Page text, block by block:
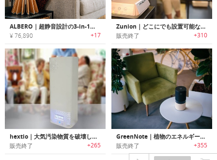
ALBERO｜超静音設計の3-in-1スマートナノ空気清浄機「アルベロ」
¥ 76,890 +17
Zunion｜どこにでも設置可能なポータブル多機能HEPAフィルター空気清浄機「ズーニオン」
販売終了 +310
hextio｜大気汚染物質を破壊し臭いを中和する空気清浄器「ヘクスティオ」
販売終了 +265
GreenNote｜植物のエネルギーを使って音楽を作り出すミュージックデバイス「グリーンノート」
販売終了 +355